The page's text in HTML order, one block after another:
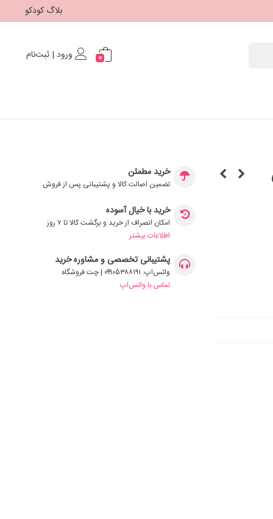
بلاگ کودکو
0 ورود | ثبت‌نام
خرید مطمئن
تضمین اصالت کالا و پشتیبانی پس از فروش
خرید با خیال آسوده
امکان انصراف از خرید و برگشت کالا تا ۷ روز
اطلاعات بیشتر
پشتیبانی تخصصی و مشاوره خرید
واتس‌اپ: ۰۹۹۰۵۳۸۸۱۹۱ | چت فروشگاه
تماس با واتس‌اپ